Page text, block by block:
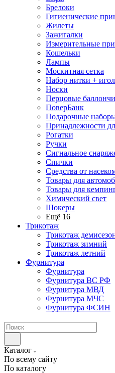
Брелоки
Гигиенические
Жилеты
Зажигалки
Измерительные
Кошельки
Лампы
Москитная сетка
Набор нитки +
Носки
Перцовые
ПоверБанк
Подарочные
Принадлежности
Рогатки
Ручки
Сигнальное
Спички
Средства от
Товары для
Товары для
Химический свет
Шокеры
Ещё 16
Трикотаж
Трикотаж
Трикотаж зимний
Трикотаж летний
Фурнитура
Фурнитура
Фурнитура ВС РФ
Фурнитура МВД
Фурнитура МЧС
Фурнитура ФСИН
Каталог
По всему сайту
По каталогу